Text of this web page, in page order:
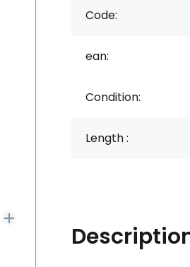
Code:
ean:
Condition:
Length :